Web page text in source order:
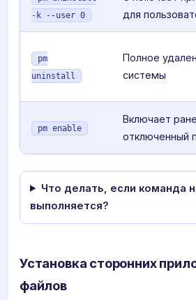
-k --user 0
для
pm
uninstall
Полное
системы
pm enable
Включает
отключенный
Что делать, если команда
выполняется?
Установка сторонних
файлов